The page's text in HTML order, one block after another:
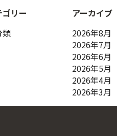
ゴリー
類
アーカイブ
2026年8月
2026年7月
2026年6月
2026年5月
2026年4月
2026年3月